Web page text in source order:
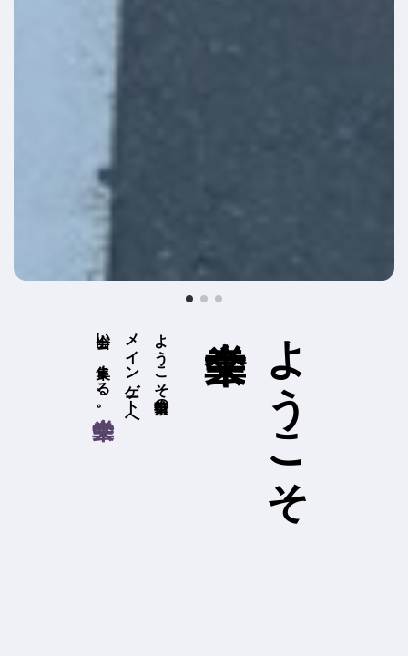
よ
う
こ
そ
ようこそ繁華街の
メインゲートへ
出会い、集まる、
。